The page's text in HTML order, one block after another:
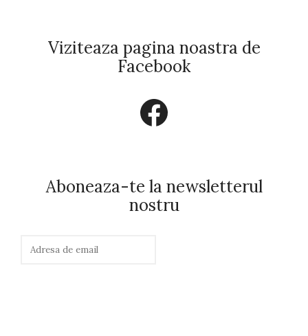
Viziteaza pagina noastra de
Facebook
Facebook
Aboneaza-te la newsletterul
nostru